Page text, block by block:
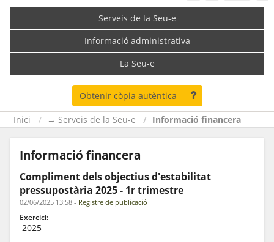
Serveis de la Seu-e
Informació administrativa
La Seu-e
Obtenir còpia autèntica
Inici → Serveis de la Seu-e Informació financera
Informació financera
Compliment dels objectius d'estabilitat
pressupostària 2025 - 1r trimestre
02/06/2025 13:58 - Registre de publicació
Exercici:
2025